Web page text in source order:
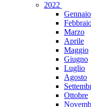
2022
Gennaio
Marzo
Aprile
Maggio
Giugno
Luglio
Agosto
Ottobre